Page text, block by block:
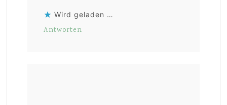
Wird geladen …
Antworten